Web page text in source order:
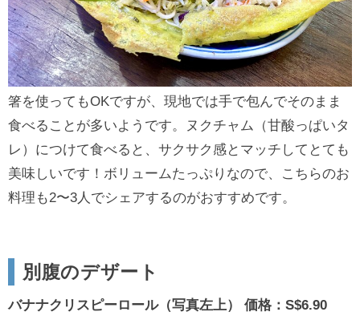
箸を使ってもOKですが、現地では手で包んでそのまま
食べることが多いようです。ヌクチャム（甘酸っぱいタ
レ）につけて食べると、サクサク感とマッチしてとても
美味しいです！ボリュームたっぷりなので、こちらのお
料理も2〜3人でシェアするのがおすすめです。
別腹のデザート
バナナクリスピーロール（写真左上） 価格：S$6.90